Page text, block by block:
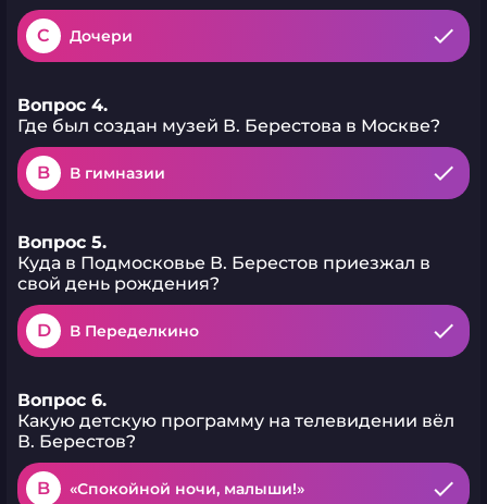
C Дочери
Вопрос 4.
Где был создан музей В. Берестова в Москве?
B В гимназии
Вопрос 5.
Куда в Подмосковье В. Берестов приезжал в
свой день рождения?
D В Переделкино
Вопрос 6.
Какую детскую программу на телевидении вёл
В. Берестов?
B «Спокойной ночи, малыши!»